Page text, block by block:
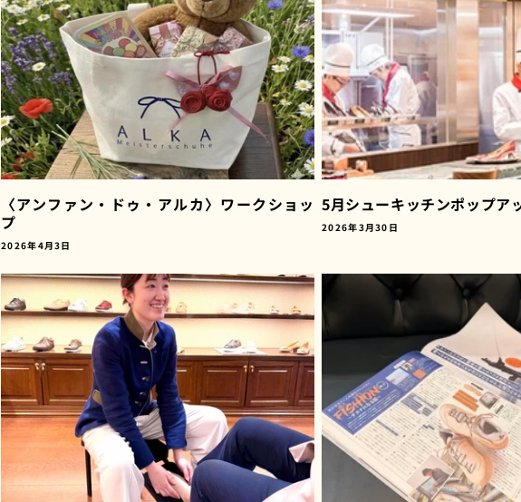
〈アンファン・ドゥ・アルカ〉ワークショッ
プ
2026年4月3日
5月シューキッチンポップア
2026年3月30日